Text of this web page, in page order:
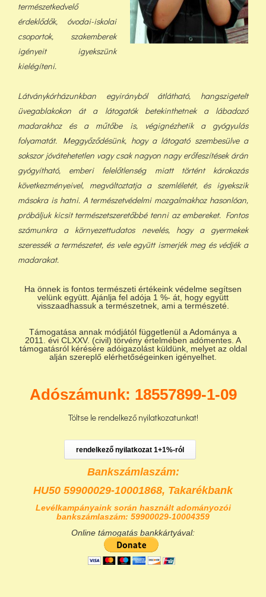
természetkedvelő
érdeklődők, óvodai-iskolai
csoportok, szakemberek
igényeit igyekszünk
kielégíteni.
Látványkórházunkban egyirányból átlátható, hangszigetelt
üvegablakokon át a látogatók betekinthetnek a lábadozó
madarakhoz és a műtőbe is, végignézhetik a gyógyulás
folyamatát. Meggyőződésünk, hogy a látogató szembesülve a
sokszor jóvátehetetlen vagy csak nagyon nagy erőfeszítések árán
gyógyítható, emberi felelőtlenség miatt történt károkozás
következményeivel, megváltoztatja a szemléletét, és igyekszik
másokra is hatni. A természetvédelmi mozgalmakhoz hasonlóan,
próbáljuk kicsit természetszeretőbbé tenni az embereket. Fontos
számunkra a környezettudatos nevelés, hogy a gyermekek
szeressék a természetet, és vele együtt ismerjék meg és védjék a
madarakat.
Ha önnek is fontos természeti értékeink védelme segítsen
velünk együtt. Ajánlja fel adója 1 %- át, hogy együtt
visszaadhassuk a természetnek, ami a természeté.
Támogatása annak módjától függetlenül a Adománya a
2011. évi CLXXV. (civil) törvény értelmében adómentes. A
támogatásról kérésére adóigazolást küldünk, melyet az oldal
alján szereplő elérhetőségeinken igényelhet.
Adószámunk: 18557899-1-09
Töltse le rendelkező nyilatkozatunkat!
rendelkező nyilatkozat 1+1%-ról
Bankszámlaszám:
HU50 59900029-10001868, Takarékbank
Levélkampányaink során használt adományozói
bankszámlaszám: 59900029-10004359
Online támogatás bankkártyával: